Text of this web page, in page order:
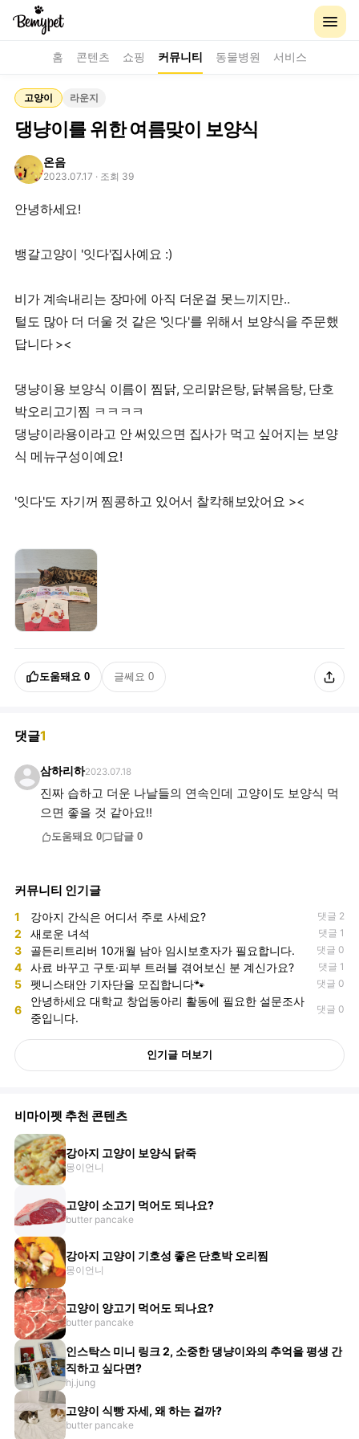
홈 콘텐츠 쇼핑 커뮤니티 동물병원 서비스
고양이 라운지
댕냥이를 위한 여름맞이 보양식
온음
2023.07.17 · 조회 39
안녕하세요!
뱅갈고양이 '잇다'집사예요 :)
비가 계속내리는 장마에 아직 더운걸 못느끼지만..
털도 많아 더 더울 것 같은 '잇다'를 위해서 보양식을 주문했
답니다 ><
댕냥이용 보양식 이름이 찜닭, 오리맑은탕, 닭볶음탕, 단호
박오리고기찜 ㅋㅋㅋㅋ
댕냥이라용이라고 안 써있으면 집사가 먹고 싶어지는 보양
식 메뉴구성이예요!
'잇다'도 자기꺼 찜콩하고 있어서 찰칵해보았어요 ><
도움돼요 0 글쎄요 0
댓글1
삼하리하2023.07.18
진짜 습하고 더운 나날들의 연속인데 고양이도 보양식 먹
으면 좋을 것 같아요!!
도움돼요 0 답글 0
커뮤니티 인기글
1 강아지 간식은 어디서 주로 사세요? 댓글 2
2 새로운 녀석 댓글 1
3 골든리트리버 10개월 남아 임시보호자가 필요합니다. 댓글 0
4 사료 바꾸고 구토·피부 트러블 겪어보신 분 계신가요? 댓글 1
5 펫니스태안 기자단을 모집합니다🐾 댓글 0
6
안녕하세요 대학교 창업동아리 활동에 필요한 설문조사
중입니다.
댓글 0
인기글 더보기
비마이펫 추천 콘텐츠
강아지 고양이 보양식 닭죽
몽이언니
고양이 소고기 먹어도 되나요?
butter pancake
강아지 고양이 기호성 좋은 단호박 오리찜
몽이언니
고양이 양고기 먹어도 되나요?
butter pancake
인스탁스 미니 링크 2, 소중한 댕냥이와의 추억을 평생 간
직하고 싶다면?
hj.jung
고양이 식빵 자세, 왜 하는 걸까?
butter pancake